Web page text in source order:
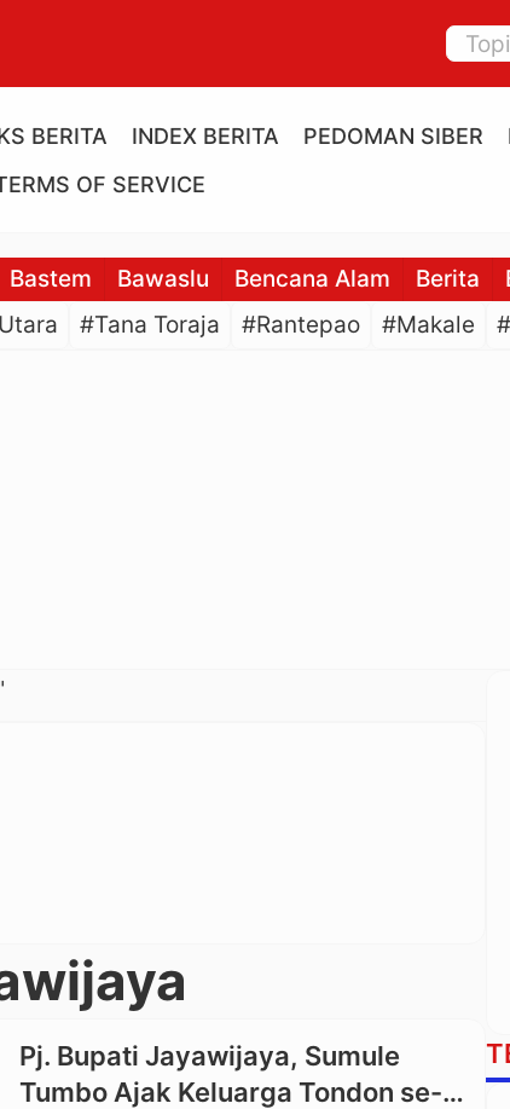
BERITA INDEX BERITA PEDOMAN SIBER
OF SERVICE
Bastem Bawaslu Bencana Alam Berita
#Tana Toraja #Rantepao #Makale
Pj. Bupati Jayawijaya, Sumule
Tumbo Ajak Keluarga Tondon se-